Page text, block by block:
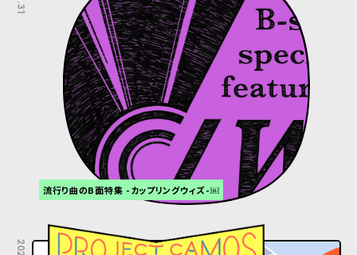
流行り曲のB面特集 -カップリングウィズ-￼